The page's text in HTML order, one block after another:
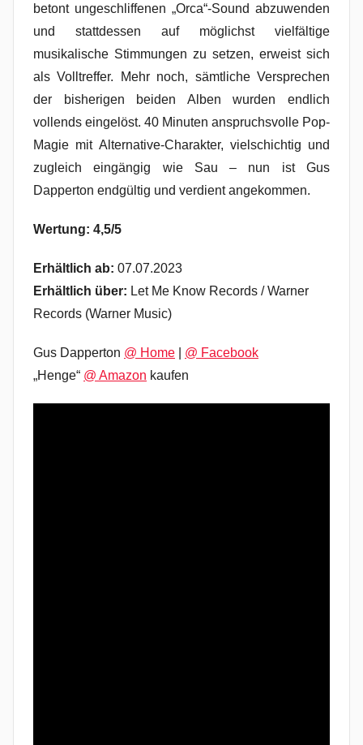
betont ungeschliffenen „Orca“-Sound abzuwenden
und stattdessen auf möglichst vielfältige
musikalische Stimmungen zu setzen, erweist sich
als Volltreffer. Mehr noch, sämtliche Versprechen
der bisherigen beiden Alben wurden endlich
vollends eingelöst. 40 Minuten anspruchsvolle Pop-
Magie mit Alternative-Charakter, vielschichtig und
zugleich eingängig wie Sau – nun ist Gus
Dapperton endgültig und verdient angekommen.
Wertung: 4,5/5
Erhältlich ab: 07.07.2023
Erhältlich über: Let Me Know Records / Warner
Records (Warner Music)
Gus Dapperton @ Home
@ Facebook
„Henge“ @ Amazon kaufen